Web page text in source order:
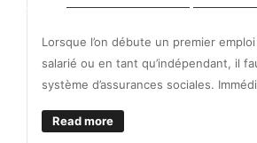
Lorsque l’on débute un premier
salarié ou en tant qu’indépendant, il
système d’assurances sociales.
Read more